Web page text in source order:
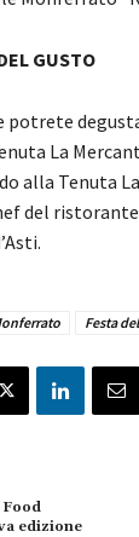
GUSTO
potrete
La
alla Tenuta
del
Festa
edizione